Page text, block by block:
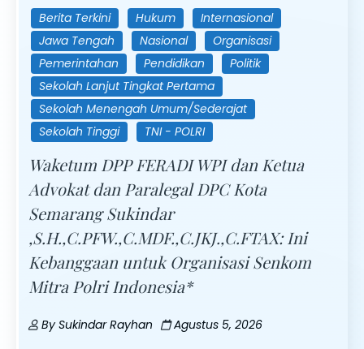
Berita Terkini Hukum
Internasional
Jawa Tengah
Nasional
Organisasi
Pemerintahan
Pendidikan
Politik
Sekolah Lanjut Tingkat Pertama
Sekolah Menengah Umum/Sederajat
Sekolah Tinggi
TNI - POLRI
Waketum DPP FERADI WPI dan Ketua
Advokat dan Paralegal DPC Kota
Semarang Sukindar
,S.H.,C.PFW.,C.MDF.,C.JKJ.,C.FTAX: Ini
Kebanggaan untuk Organisasi Senkom
Mitra Polri Indonesia*
By Sukindar Rayhan Agustus 5, 2026